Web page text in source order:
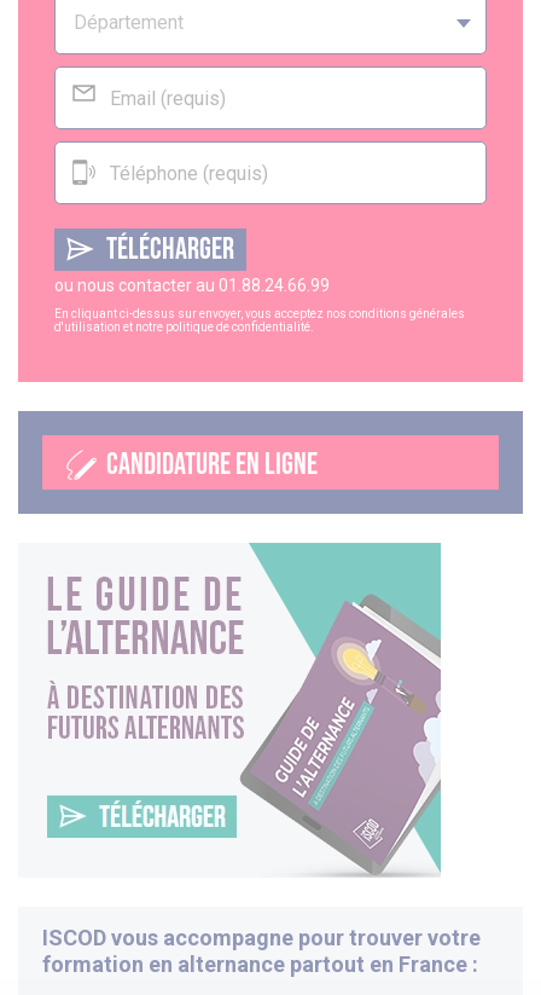
TÉLÉCHARGER
ou nous contacter au 01.88.24.66.99
En cliquant ci-dessus sur envoyer, vous acceptez nos conditions générales
d'utilisation et notre politique de confidentialité.
CANDIDATURE EN LIGNE
ISCOD vous accompagne pour trouver votre
formation en alternance partout en France :